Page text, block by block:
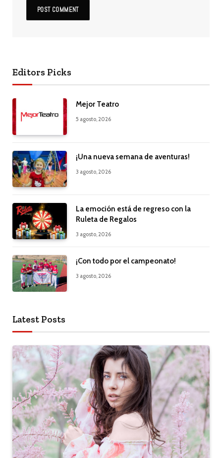
Editors Picks
Mejor Teatro
5 agosto, 2026
¡Una nueva semana de aventuras!
3 agosto, 2026
La emoción está de regreso con la
Ruleta de Regalos
3 agosto, 2026
¡Con todo por el campeonato!
3 agosto, 2026
Latest Posts